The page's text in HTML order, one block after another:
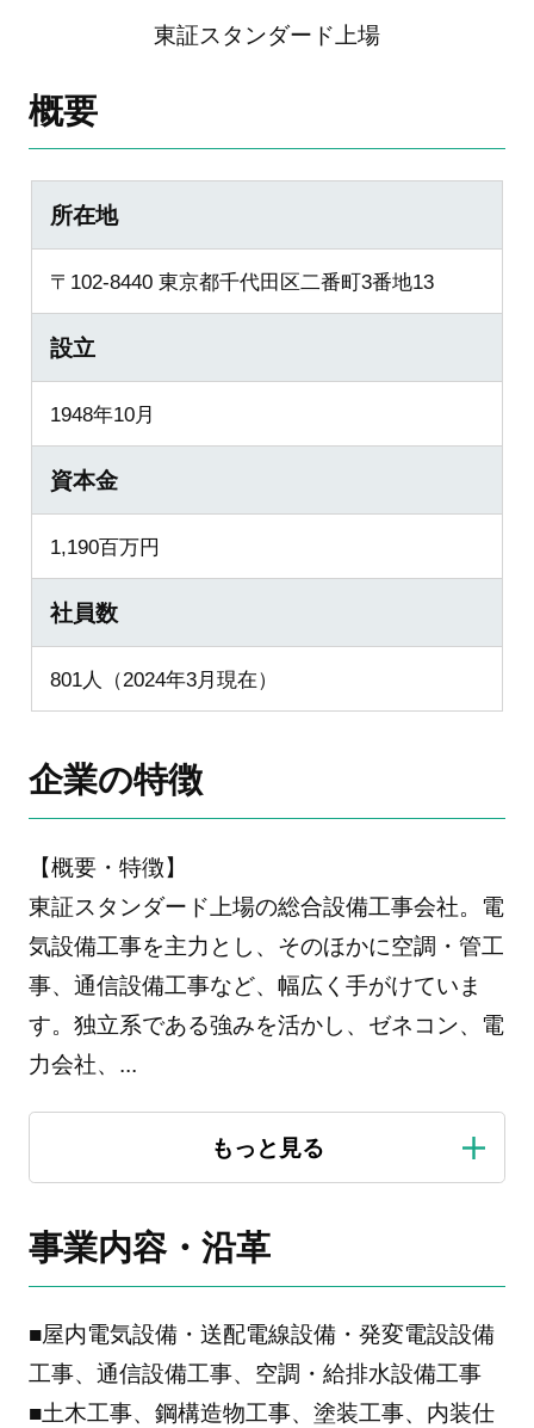
東証スタンダード上場
概要
所在地
〒102-8440 東京都千代田区二番町3番地13
設立
1948年10月
資本金
1,190百万円
社員数
801人（2024年3月現在）
企業の特徴
【概要・特徴】
東証スタンダード上場の総合設備工事会社。電
気設備工事を主力とし、そのほかに空調・管工
事、通信設備工事など、幅広く手がけていま
す。独立系である強みを活かし、ゼネコン、電
力会社、 ...
事業内容・沿革
■屋内電気設備・送配電線設備・発変電設設備
工事、通信設備工事、空調・給排水設備工事
■土木工事、鋼構造物工事、塗装工事、内装仕